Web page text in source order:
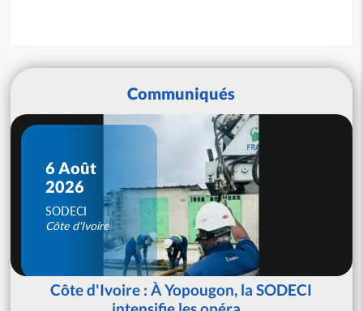
Communiqués
6 Août
2026
SODECI
Côte d'Ivoire
Côte d'Ivoire : À Yopougon, la SODECI